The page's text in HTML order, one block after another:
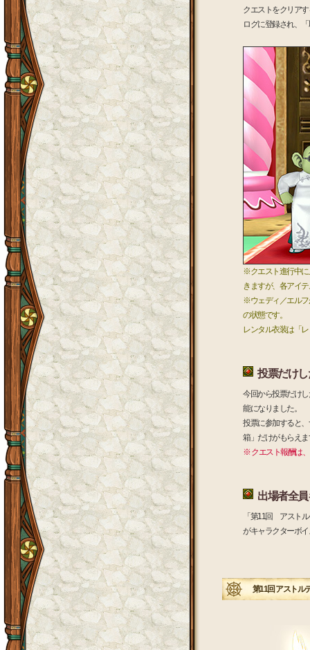
クエストをクリア
ログに登録され、
※クエスト進行中に
きますが、各アイ
※ウェディ／エルフ
の状態です。
レンタル衣装は「
投票だけ
今回から投票だけ
能になりました。
投票に参加すると
箱」だけがもらえま
※ クエスト報酬は
出場者全
「第11回 アスト
がキャラクターボ
第11回 アストル